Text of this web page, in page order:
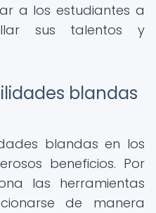
a los estudiantes a
sus talentos y
blandas
blandas en los
beneficios. Por
las herramientas
de manera